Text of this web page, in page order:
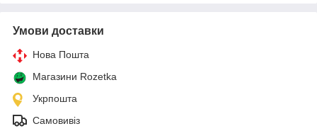
Умови доставки
Нова Пошта
Магазини Rozetka
Укрпошта
Самовивіз